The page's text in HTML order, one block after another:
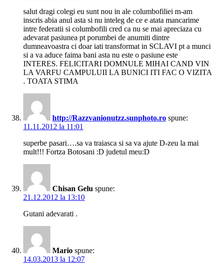
salut dragi colegi eu sunt nou in ale columbofiliei m-am
inscris abia anul asta si nu inteleg de ce e atata mancarime
intre federatii si columbofili cred ca nu se mai apreciaza cu
adevarat pasiunea pt porumbei de anumiti dintre
dumneavoastra ci doar iati transformat in SCLAVI pt a munci
si a va aduce faima bani asta nu este o pasiune este
INTERES. FELICITARI DOMNULE MIHAI CAND VIN
LA VARFU CAMPULUII LA BUNICI ITI FAC O VIZITA
. TOATA STIMA
http://Razzvanionutzz.sunphoto.ro spune:
11.11.2012 la 11:01
superbe pasari….sa va traiasca si sa va ajute D-zeu la mai
mult!!! Fortza Botosani :D judetul meu:D
Chisan Gelu spune:
21.12.2012 la 13:10
Gutani adevarati .
Mario spune:
14.03.2013 la 12:07